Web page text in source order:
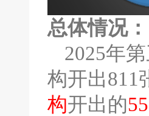
总体情况：
2025年
构开出811
构开出的